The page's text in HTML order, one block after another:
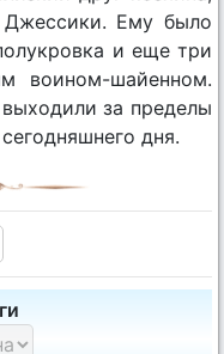
Ему было
и еще три
воином-шайенном.
за пределы
дня.